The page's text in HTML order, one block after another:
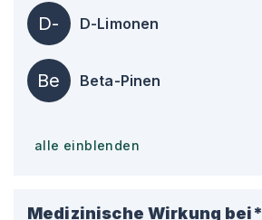
D- D-Limonen
Be Beta-Pinen
alle einblenden
Medizinische Wirkung bei*